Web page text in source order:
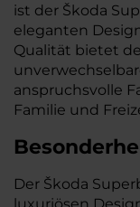
ist der Škoda
eleganten
Qualität bietet
anspruchsvolle
Familie und
Der Škoda